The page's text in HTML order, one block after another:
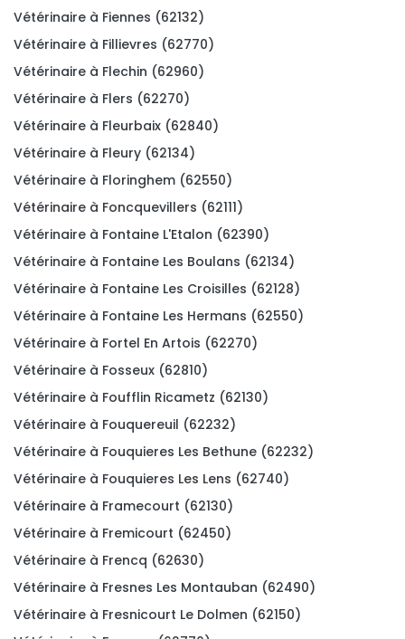
Vétérinaire à Fiennes (62132)
Vétérinaire à Fillievres (62770)
Vétérinaire à Flechin (62960)
Vétérinaire à Flers (62270)
Vétérinaire à Fleurbaix (62840)
Vétérinaire à Fleury (62134)
Vétérinaire à Floringhem (62550)
Vétérinaire à Foncquevillers (62111)
Vétérinaire à Fontaine L'Etalon (62390)
Vétérinaire à Fontaine Les Boulans (62134)
Vétérinaire à Fontaine Les Croisilles (62128)
Vétérinaire à Fontaine Les Hermans (62550)
Vétérinaire à Fortel En Artois (62270)
Vétérinaire à Fosseux (62810)
Vétérinaire à Foufflin Ricametz (62130)
Vétérinaire à Fouquereuil (62232)
Vétérinaire à Fouquieres Les Bethune (62232)
Vétérinaire à Fouquieres Les Lens (62740)
Vétérinaire à Framecourt (62130)
Vétérinaire à Fremicourt (62450)
Vétérinaire à Frencq (62630)
Vétérinaire à Fresnes Les Montauban (62490)
Vétérinaire à Fresnicourt Le Dolmen (62150)